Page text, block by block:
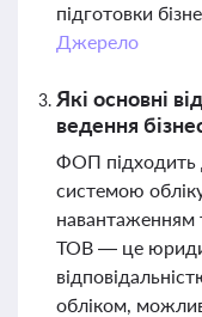
підготовки
Джерело
Які основні
ведення
ФОП підходить
системою
навантаженням
ТОВ — це
обліком,